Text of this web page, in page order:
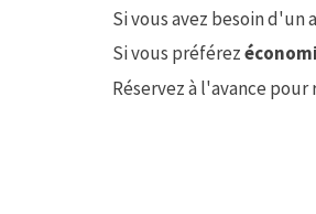
Si vous avez besoin d'un
Si vous préférez
Réservez à l'avance